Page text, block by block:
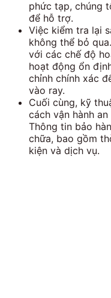
phức tạp, chúng
để hỗ trợ.
Việc kiểm tra lại
không thể bỏ
với các chế độ
hoạt động ổn
chỉnh chính xác
vào ray.
Cuối cùng, kỹ
cách vận hành
Thông tin bảo
chữa, bao gồm
kiện và dịch vụ.